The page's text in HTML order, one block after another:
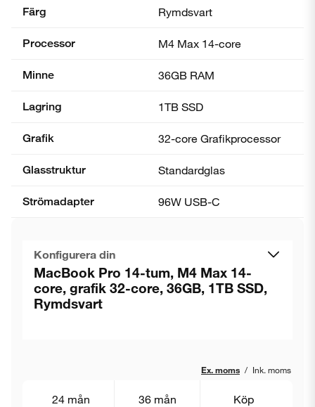
Färg Rymdsvart
Processor M4 Max 14-core
Minne 36GB RAM
Lagring 1TB SSD
Grafik 32-core Grafik­processor
Glasstruktur Standardglas
Strömadapter 96W USB-C
Konfigurera din
MacBook Pro 14-tum, M4 Max 14-
core, grafik 32-core, 36GB, 1TB SSD,
Rymdsvart
Ex. moms / Ink. moms
24 mån 36 mån Köp